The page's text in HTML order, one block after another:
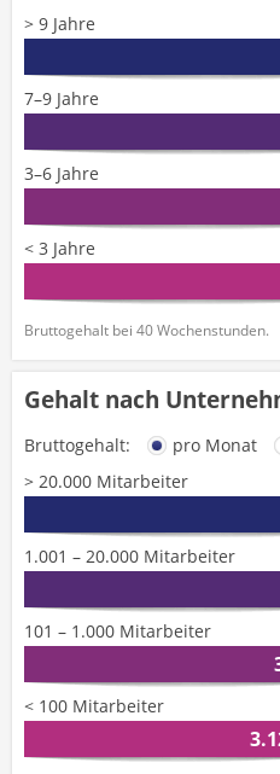
> 9 Jahre
7–9 Jahre
3–6 Jahre
< 3 Jahre
Bruttogehalt bei 40 Wochenstunden.
Gehalt nach
Bruttogehalt: pro Monat
> 20.000 Mitarbeiter
1.001 – 20.000 Mitarbeiter
101 – 1.000 Mitarbeiter
< 100 Mitarbeiter